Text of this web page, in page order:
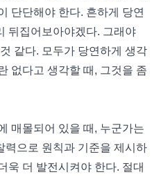
단단해야 한다. 흔하게 당연
뒤집어보아야겠다. 그래야
같다. 모두가 당연하게 생각
없다고 생각할 때, 그것을 좀
매몰되어 있을 때, 누군가는
력으로 원칙과 기준을 제시하
욱 더 발전시켜야 한다. 절대